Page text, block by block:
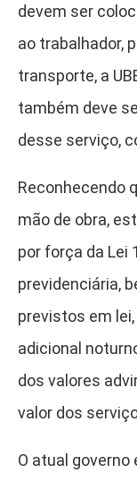
devem ser
ao trabalhador,
transporte, a
também deve
desse serviço,
Reconhecendo
mão de obra,
por força da Lei
previdenciária,
previstos em
adicional
dos valores
valor dos
O atual